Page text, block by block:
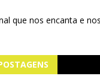
que nos encanta e nos